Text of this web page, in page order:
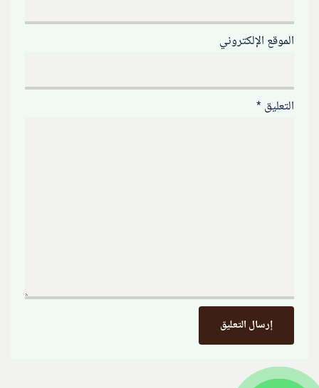
الموقع الإلكتروني
التعليق*